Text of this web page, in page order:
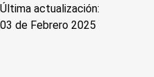
Última actualización:
03 de Febrero 2025